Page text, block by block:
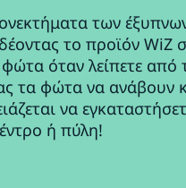
των
το προϊόν WiZ
όταν λείπετε από
τα φώτα να ανάβουν
να
ή πύλη!